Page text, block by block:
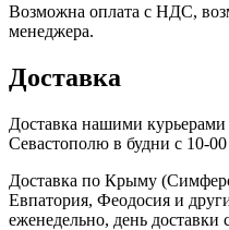
Возможна оплата с НДС,
менеджера.
Доставка
Доставка нашими курьерами
Севастополю в будни с 10-
Доставка по Крыму
Евпатория, Феодосия и
еженедельно, день доставки